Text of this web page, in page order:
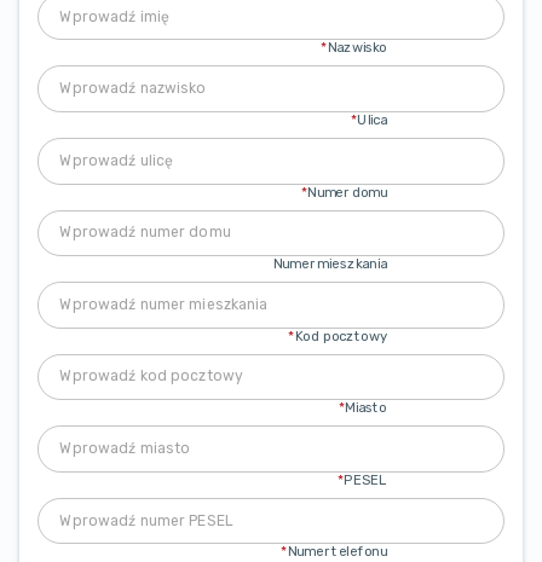
Nazwisko
*
Ulica
*
Numer domu
*
Numer mieszkania
Kod pocztowy
*
Miasto
*
PESEL
*
Numer telefonu
*